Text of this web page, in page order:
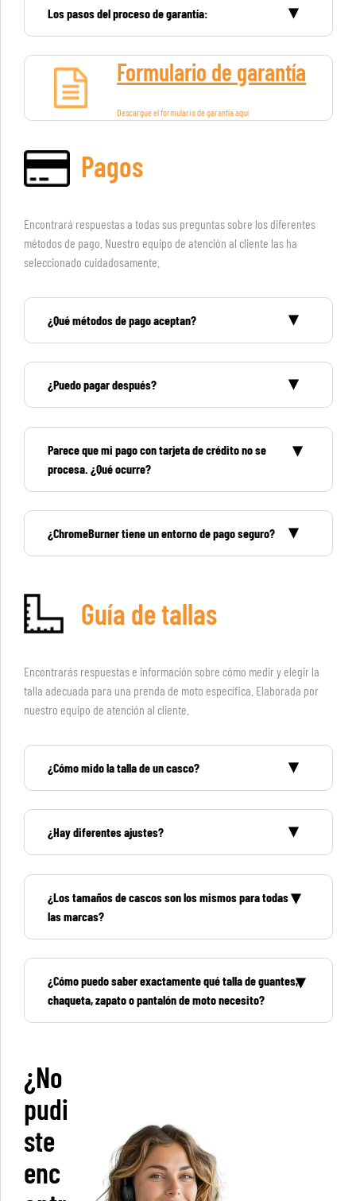
Los pasos del proceso de garantía:
Formulario de garantía
Descargue el formulario de garantía aquí
Pagos
Encontrará respuestas a todas sus preguntas sobre los diferentes
métodos de pago. Nuestro equipo de atención al cliente las ha
seleccionado cuidadosamente.
¿Qué métodos de pago aceptan?
¿Puedo pagar después?
Parece que mi pago con tarjeta de crédito no se
procesa. ¿Qué ocurre?
¿ChromeBurner tiene un entorno de pago seguro?
Guía de tallas
Encontrarás respuestas e información sobre cómo medir y elegir la
talla adecuada para una prenda de moto específica. Elaborada por
nuestro equipo de atención al cliente.
¿Cómo mido la talla de un casco?
¿Hay diferentes ajustes?
¿Los tamaños de cascos son los mismos para todas
las marcas?
¿Cómo puedo saber exactamente qué talla de guantes,
chaqueta, zapato o pantalón de moto necesito?
¿No
pudi
ste
enc